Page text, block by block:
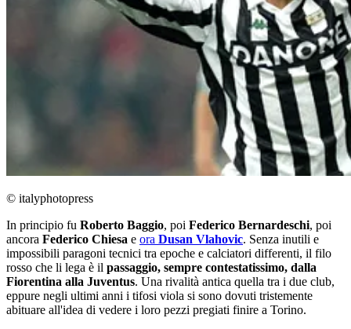
© italyphotopress
In principio fu Roberto Baggio, poi Federico Bernardeschi, poi
ancora Federico Chiesa e ora Dusan Vlahovic. Senza inutili e
impossibili paragoni tecnici tra epoche e calciatori differenti, il filo
rosso che li lega è il passaggio, sempre contestatissimo, dalla
Fiorentina alla Juventus. Una rivalità antica quella tra i due club,
eppure negli ultimi anni i tifosi viola si sono dovuti tristemente
abituare all'idea di vedere i loro pezzi pregiati finire a Torino.